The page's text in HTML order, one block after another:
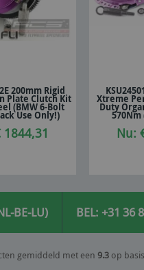
200mm Rigid
Plate Clutch Kit
(BMW 6-Bolt
Use Only!)
In
Xtreme
Duty
570Nm
Nu:
BE-LU) BEL: +31 36
gemiddeld met een 9.3 op